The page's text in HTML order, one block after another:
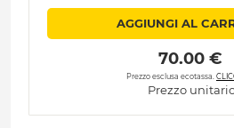
AGGIUNGI AL
70.00 €
Prezzo esclusa ecotassa.
Prezzo